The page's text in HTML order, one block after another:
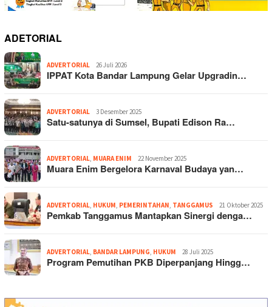
ADETORIAL
ADVERTORIAL 26 Juli 2026
IPPAT Kota Bandar Lampung Gelar Upgradin…
ADVERTORIAL 3 Desember 2025
Satu-satunya di Sumsel, Bupati Edison Ra…
ADVERTORIAL MUARA ENIM 22 November 2025
Muara Enim Bergelora Karnaval Budaya yan…
ADVERTORIAL HUKUM PEMERINTAHAN TANGGAMUS 21 Oktober 2025
Pemkab Tanggamus Mantapkan Sinergi denga…
ADVERTORIAL BANDAR LAMPUNG HUKUM 28 Juli 2025
Program Pemutihan PKB Diperpanjang Hingg…